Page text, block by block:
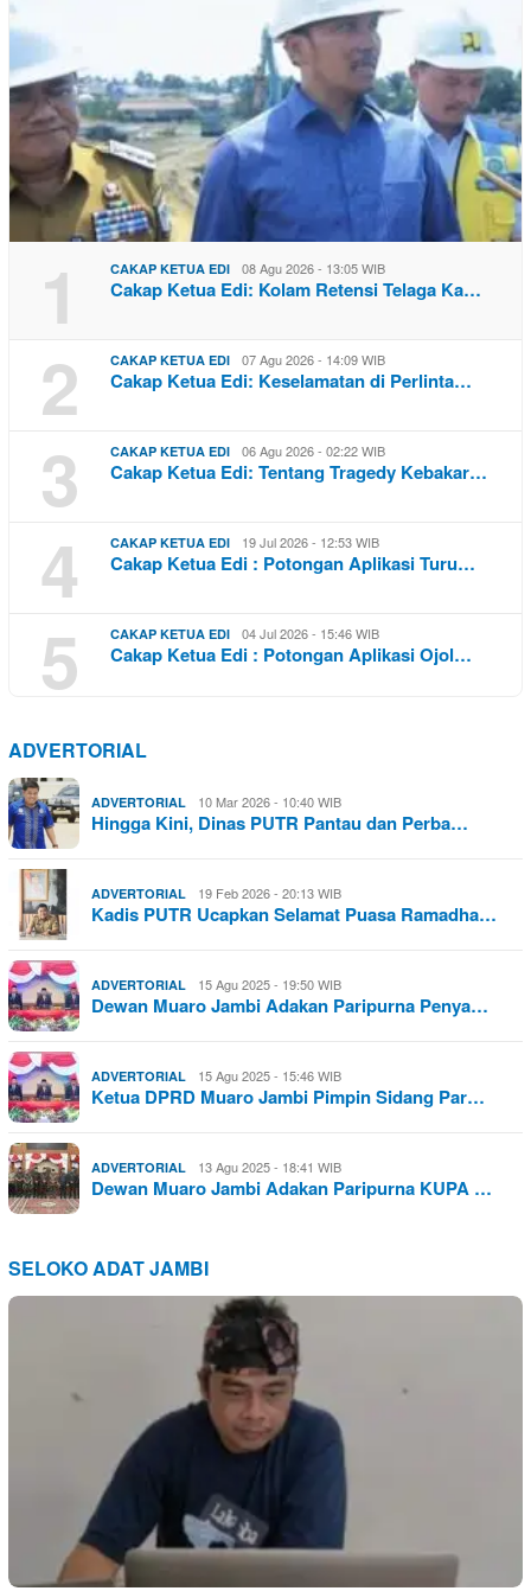
1 CAKAP KETUA EDI 08 Agu 2026 - 13:05 WIB
Cakap Ketua Edi: Kolam Retensi Telaga Ka…
2 CAKAP KETUA EDI 07 Agu 2026 - 14:09 WIB
Cakap Ketua Edi: Keselamatan di Perlinta…
3 CAKAP KETUA EDI 06 Agu 2026 - 02:22 WIB
Cakap Ketua Edi: Tentang Tragedy Kebakar…
4 CAKAP KETUA EDI 19 Jul 2026 - 12:53 WIB
Cakap Ketua Edi : Potongan Aplikasi Turu…
5 CAKAP KETUA EDI 04 Jul 2026 - 15:46 WIB
Cakap Ketua Edi : Potongan Aplikasi Ojol…
ADVERTORIAL
ADVERTORIAL 10 Mar 2026 - 10:40 WIB
Hingga Kini, Dinas PUTR Pantau dan Perba…
ADVERTORIAL 19 Feb 2026 - 20:13 WIB
Kadis PUTR Ucapkan Selamat Puasa Ramadha…
ADVERTORIAL 15 Agu 2025 - 19:50 WIB
Dewan Muaro Jambi Adakan Paripurna Penya…
ADVERTORIAL 15 Agu 2025 - 15:46 WIB
Ketua DPRD Muaro Jambi Pimpin Sidang Par…
ADVERTORIAL 13 Agu 2025 - 18:41 WIB
Dewan Muaro Jambi Adakan Paripurna KUPA …
SELOKO ADAT JAMBI